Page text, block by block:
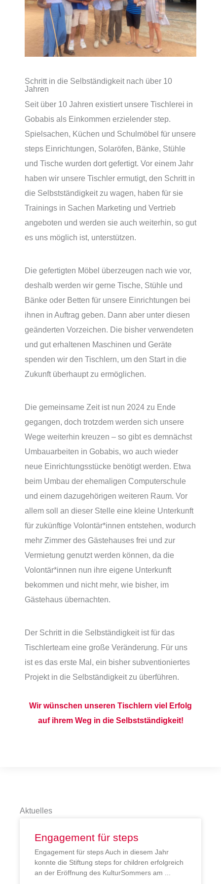
Schritt in die Selbständigkeit nach über 10
Jahren
Seit über 10 Jahren existiert unsere Tischlerei in
Gobabis als Einkommen erzielender step.
Spielsachen, Küchen und Schulmöbel für unsere
steps Einrichtungen, Solaröfen, Bänke, Stühle
und Tische wurden dort gefertigt. Vor einem Jahr
haben wir unsere Tischler ermutigt, den Schritt in
die Selbstständigkeit zu wagen, haben für sie
Trainings in Sachen Marketing und Vertrieb
angeboten und werden sie auch weiterhin, so gut
es uns möglich ist, unterstützen.
Die gefertigten Möbel überzeugen nach wie vor,
deshalb werden wir gerne Tische, Stühle und
Bänke oder Betten für unsere Einrichtungen bei
ihnen in Auftrag geben. Dann aber unter diesen
geänderten Vorzeichen. Die bisher verwendeten
und gut erhaltenen Maschinen und Geräte
spenden wir den Tischlern, um den Start in die
Zukunft überhaupt zu ermöglichen.
Die gemeinsame Zeit ist nun 2024 zu Ende
gegangen, doch trotzdem werden sich unsere
Wege weiterhin kreuzen – so gibt es demnächst
Umbauarbeiten in Gobabis, wo auch wieder
neue Einrichtungsstücke benötigt werden. Etwa
beim Umbau der ehemaligen Computerschule
und einem dazugehörigen weiteren Raum. Vor
allem soll an dieser Stelle eine kleine Unterkunft
für zukünftige Volontär*innen entstehen, wodurch
mehr Zimmer des Gästehauses frei und zur
Vermietung genutzt werden können, da die
Volontär*innen nun ihre eigene Unterkunft
bekommen und nicht mehr, wie bisher, im
Gästehaus übernachten.
Der Schritt in die Selbständigkeit ist für das
Tischlerteam eine große Veränderung. Für uns
ist es das erste Mal, ein bisher subventioniertes
Projekt in die Selbständigkeit zu überführen.
Wir wünschen unseren Tischlern viel Erfolg
auf ihrem Weg in die Selbstständigkeit!
Aktuelles
Engagement für steps
Engagement für steps Auch in diesem Jahr
konnte die Stiftung steps for children erfolgreich
an der Eröffnung des KulturSommers am